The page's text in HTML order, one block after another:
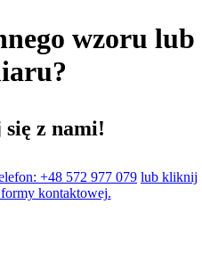
wzoru lub
z nami!
+48 572 977 079 lub kliknij
kontaktowej.